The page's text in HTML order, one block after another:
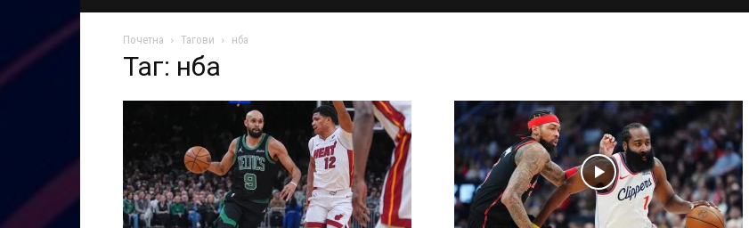
Почетна Тагови нба
Таг: нба